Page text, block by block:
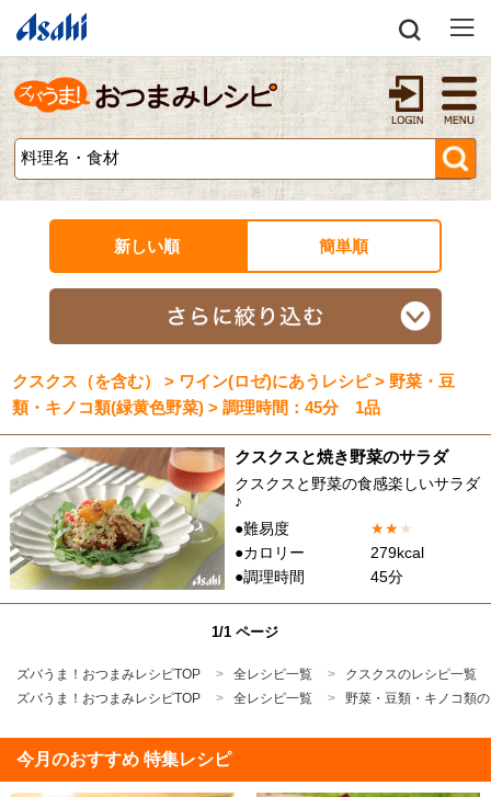
新しい順 簡単順
クスクス（を含む） > ワイン(ロゼ)にあうレシピ > 野菜・豆
類・キノコ類(緑黄色野菜) > 調理時間：45分 1品
クスクスと焼き野菜のサラダ
クスクスと野菜の食感楽しいサラダ
♪
●難易度
★★★
●カロリー
279kcal
●調理時間
45分
1/1 ページ
ズバうま！おつまみレシピTOP 全レシピ一覧
クスクスのレシピ一覧
ズバうま！おつまみレシピTOP
全レシピ一覧 野菜・豆類・キノコ類
今月のおすすめ 特集レシピ